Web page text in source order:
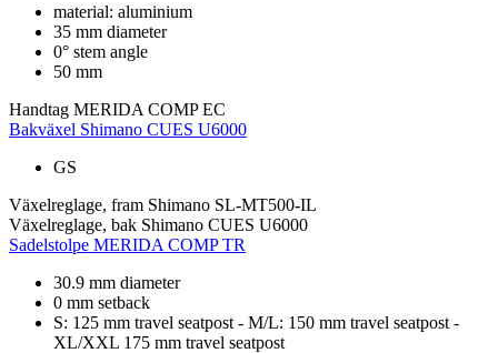
material: aluminium
35 mm diameter
0° stem angle
50 mm
Handtag MERIDA COMP EC
Bakväxel Shimano CUES U6000
GS
Växelreglage, fram Shimano SL-MT500-IL
Växelreglage, bak Shimano CUES U6000
Sadelstolpe MERIDA COMP TR
30.9 mm diameter
0 mm setback
S: 125 mm travel seatpost - M/L: 150 mm travel seatpost -
XL/XXL 175 mm travel seatpost